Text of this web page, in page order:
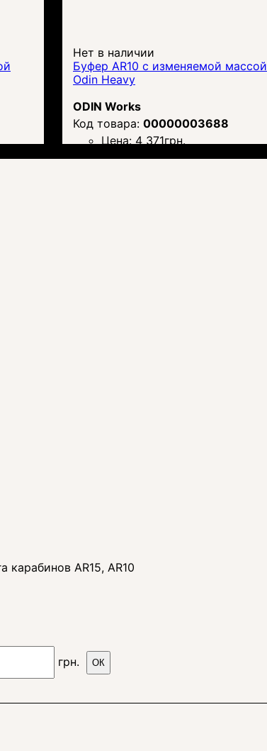
Нет в наличии
Буфер AR10 с изменяемой массой
Odin Heavy
ODIN Works
00000003688
Цена: 4 371грн.
карабинов AR15, AR10
грн. ОК